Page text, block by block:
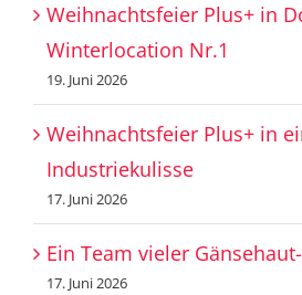
Weihnachtsfeier Plus+ in
Winterlocation Nr.1
19. Juni 2026
Weihnachtsfeier Plus+ in
Industriekulisse
17. Juni 2026
Ein Team vieler
17. Juni 2026